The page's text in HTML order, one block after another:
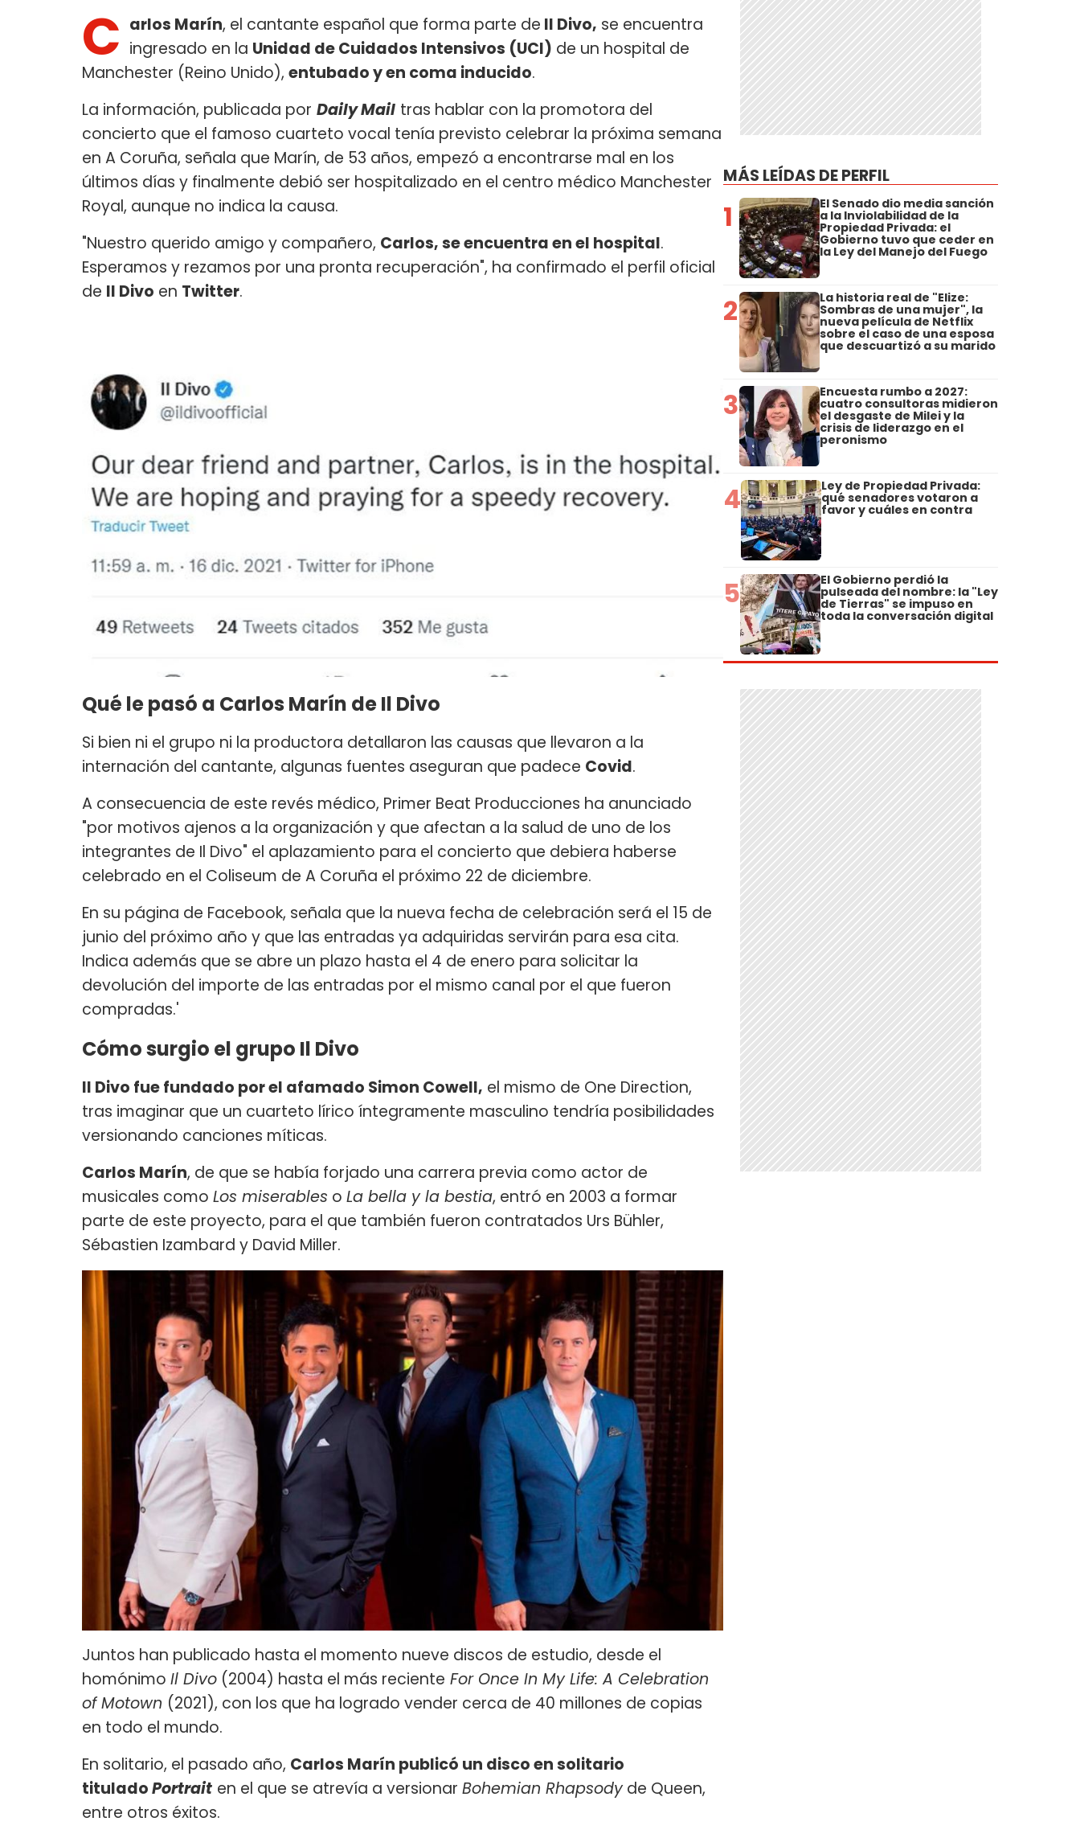
C arlos Marín, el cantante español que forma parte de Il Divo, se encuentra
ingresado en la Unidad de Cuidados Intensivos (UCI) de un hospital de
Manchester (Reino Unido), entubado y en coma inducido.
La información, publicada por Daily Mail tras hablar con la promotora del
concierto que el famoso cuarteto vocal tenía previsto celebrar la próxima semana
en A Coruña, señala que Marín, de 53 años, empezó a encontrarse mal en los
últimos días y finalmente debió ser hospitalizado en el centro médico Manchester
Royal, aunque no indica la causa.
"Nuestro querido amigo y compañero, Carlos, se encuentra en el hospital.
Esperamos y rezamos por una pronta recuperación", ha confirmado el perfil oficial
de Il Divo en Twitter.
Qué le pasó a Carlos Marín de Il Divo
Si bien ni el grupo ni la productora detallaron las causas que llevaron a la
internación del cantante, algunas fuentes aseguran que padece Covid.
A consecuencia de este revés médico, Primer Beat Producciones ha anunciado
"por motivos ajenos a la organización y que afectan a la salud de uno de los
integrantes de Il Divo" el aplazamiento para el concierto que debiera haberse
celebrado en el Coliseum de A Coruña el próximo 22 de diciembre.
En su página de Facebook, señala que la nueva fecha de celebración será el 15 de
junio del próximo año y que las entradas ya adquiridas servirán para esa cita.
Indica además que se abre un plazo hasta el 4 de enero para solicitar la
devolución del importe de las entradas por el mismo canal por el que fueron
compradas.'
Cómo surgio el grupo Il Divo
Il Divo fue fundado por el afamado Simon Cowell, el mismo de One Direction,
tras imaginar que un cuarteto lírico íntegramente masculino tendría posibilidades
versionando canciones míticas.
Carlos Marín, de que se había forjado una carrera previa como actor de
musicales como Los miserables o La bella y la bestia, entró en 2003 a formar
parte de este proyecto, para el que también fueron contratados Urs Bühler,
Sébastien Izambard y David Miller.
Juntos han publicado hasta el momento nueve discos de estudio, desde el
homónimo Il Divo (2004) hasta el más reciente For Once In My Life: A Celebration
of Motown (2021), con los que ha logrado vender cerca de 40 millones de copias
en todo el mundo.
En solitario, el pasado año, Carlos Marín publicó un disco en solitario
tituladoPortrait en el que se atrevía a versionar Bohemian Rhapsodyde Queen,
entre otros éxitos.
MÁS LEÍDAS DE PERFIL
1 El Senado dio media sanción
a la Inviolabilidad de la
Propiedad Privada: el
Gobierno tuvo que ceder en
la Ley del Manejo del Fuego
2 La historia real de "Elize:
Sombras de una mujer", la
nueva película de Netflix
sobre el caso de una esposa
que descuartizó a su marido
3 Encuesta rumbo a 2027:
cuatro consultoras midieron
el desgaste de Milei y la
crisis de liderazgo en el
peronismo
4 Ley de Propiedad Privada:
qué senadores votaron a
favor y cuáles en contra
5 El Gobierno perdió la
pulseada del nombre: la "Ley
de Tierras" se impuso en
toda la conversación digital